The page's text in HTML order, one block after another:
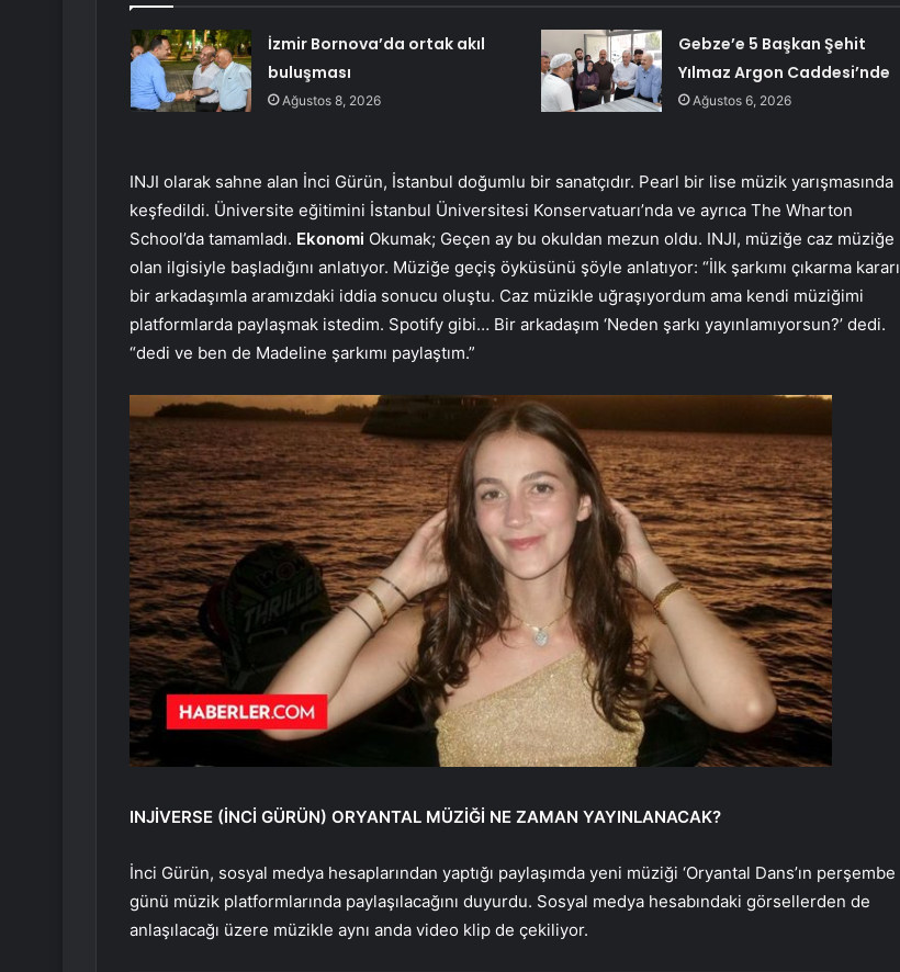
İzmir Bornova’da ortak akıl
buluşması
Ağustos 8, 2026
Gebze’e 5 Başkan Şehit
Yılmaz Argon Caddesi’nde
Ağustos 6, 2026
INJI olarak sahne alan İnci Gürün, İstanbul doğumlu bir sanatçıdır. Pearl bir lise müzik yarışmasında
keşfedildi. Üniversite eğitimini İstanbul Üniversitesi Konservatuarı’nda ve ayrıca The Wharton
School’da tamamladı. Ekonomi Okumak; Geçen ay bu okuldan mezun oldu. INJI, müziğe caz müziğe
olan ilgisiyle başladığını anlatıyor. Müziğe geçiş öyküsünü şöyle anlatıyor: “İlk şarkımı çıkarma kararı
bir arkadaşımla aramızdaki iddia sonucu oluştu. Caz müzikle uğraşıyordum ama kendi müziğimi
platformlarda paylaşmak istedim. Spotify gibi… Bir arkadaşım ‘Neden şarkı yayınlamıyorsun?’ dedi.
“dedi ve ben de Madeline şarkımı paylaştım.”
INJİVERSE (İNCİ GÜRÜN) ORYANTAL MÜZİĞİ NE ZAMAN YAYINLANACAK?
İnci Gürün, sosyal medya hesaplarından yaptığı paylaşımda yeni müziği ‘Oryantal Dans’ın perşembe
günü müzik platformlarında paylaşılacağını duyurdu. Sosyal medya hesabındaki görsellerden de
anlaşılacağı üzere müzikle aynı anda video klip de çekiliyor.